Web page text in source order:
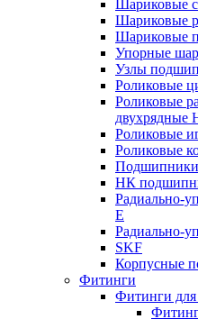
Шариковые
Шариковые
Шариковые
Упорные
Узлы
Роликовые
Роликовые
двухрядные
Роликовые
Роликовые
Подшипники
НК
Радиально-
Е
Радиально-
SKF
Корпусные
Фитинги
Фитинги